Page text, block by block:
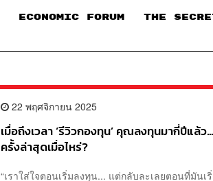
ECONOMIC FORUM THE
22 พฤศจิกายน 2025
เมื่อถึงเวลา ‘รีวิวกองทุน’ คุณลงทุนมากี่ปีแล้ว
ครั้งล่าสุดเมื่อไหร่?
“เราใส่ใจตอนเริ่มลงทุน... แต่กลับละเลยตอนที่มัน